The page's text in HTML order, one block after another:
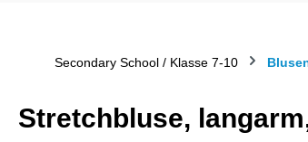
Secondary School / Klasse 7-10
Stretchbluse,